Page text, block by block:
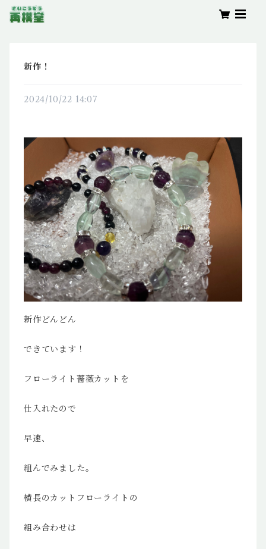
新作！
2024/10/22 14:07
新作どんどん
できています！
フローライト薔薇カットを
仕入れたので
早速、
組んでみました。
横長のカットフローライトの
組み合わせは